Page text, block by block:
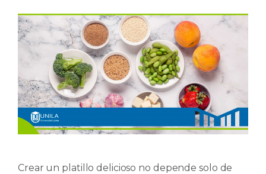
Crear un platillo delicioso no depende solo de